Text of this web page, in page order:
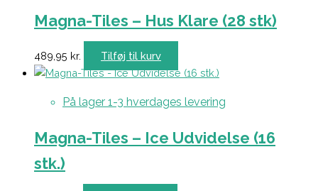
Magna-Tiles – Hus Klare (28 stk)
489,95 kr. Tilføj til kurv
På lager 1-3 hverdages levering
Magna-Tiles – Ice Udvidelse (16
stk.)